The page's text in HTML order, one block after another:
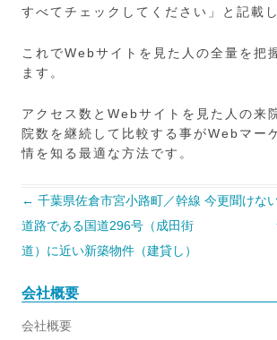
すべてチェックしてください」と記載
これでWebサイトを見た人の全量を把
ます。
アクセス数とWebサイトを見た人の来
院数を継続して比較する事がWebマー
情を知る最適な方法です。
稿
ナ
ビ
ゲ
ー
ョ
ン
← 千葉県佐倉市宮小路町／幹線
道路である国道296号（成田街
道）に近い新築物件（建貸し）
今更聞けな
会社概要
会社概要